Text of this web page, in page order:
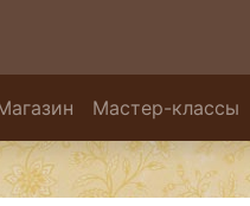
Мастер-классы